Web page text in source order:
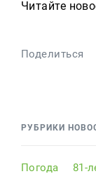
Читайте
Поделиться
РУБРИКИ
Погода 81-